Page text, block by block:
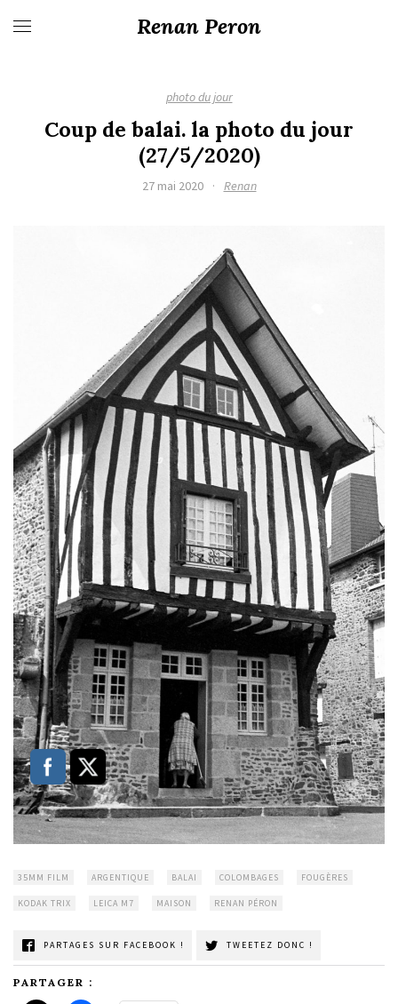
Renan Peron
photo du jour
Coup de balai. la photo du jour
(27/5/2020)
27 mai 2020 · Renan
35MM FILM ARGENTIQUE BALAI COLOMBAGES FOUGÈRES
KODAK TRIX LEICA M7 MAISON RENAN PÉRON
PARTAGES SUR FACEBOOK ! TWEETEZ DONC !
PARTAGER :